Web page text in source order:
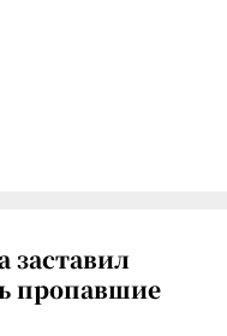
заставил
пропавшие